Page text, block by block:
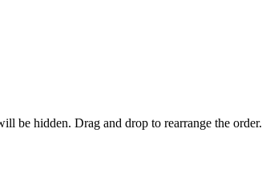
be hidden. Drag and drop to rearrange the order.